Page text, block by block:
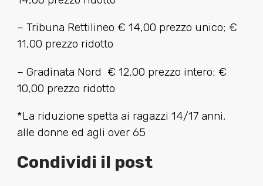
– Tribuna Rettilineo € 14,00 prezzo unico; €
11,00 prezzo ridotto
– Gradinata Nord € 12,00 prezzo intero; €
10,00 prezzo ridotto
*La riduzione spetta ai ragazzi 14/17 anni,
alle donne ed agli over 65
Condividi il post